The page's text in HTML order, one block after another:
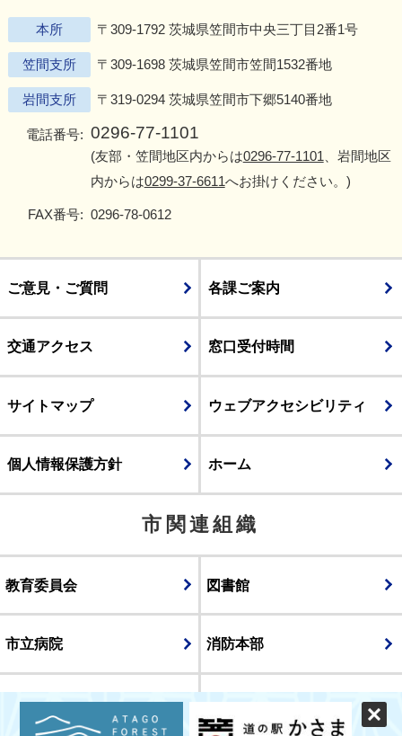
本所 〒309-1792 茨城県笠間市中央三丁目2番1号
笠間支所 〒309-1698 茨城県笠間市笠間1532番地
岩間支所 〒319-0294 茨城県笠間市下郷5140番地
電話番号: 0296-77-1101
(友部・笠間地区内からは0296-77-1101 、岩間地区
内からは0299-37-6611へお掛けください。)
FAX番号: 0296-78-0612
ご意見・ご質問 各課ご案内
交通アクセス 窓口受付時間
サイトマップ ウェブアクセシビリティ
個人情報保護方針 ホーム
市関連組織
教育委員会 図書館
市立病院 消防本部
議会